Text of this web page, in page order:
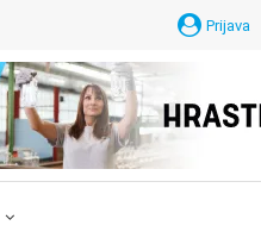
Prijava